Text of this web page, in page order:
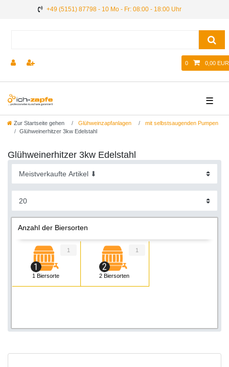
+49 (5151) 87798 - 10 Mo - Fr: 08:00 - 18:00 Uhr
0 0,00 EUR
☰
Zur Startseite gehen Glühweinzapfanlagen
mit selbstsaugenden Pumpen
Glühweinerhitzer 3kw Edelstahl
Glühweinerhitzer 3kw Edelstahl
Anzahl der Biersorten
1 Biersorte
1
2 Biersorten
1